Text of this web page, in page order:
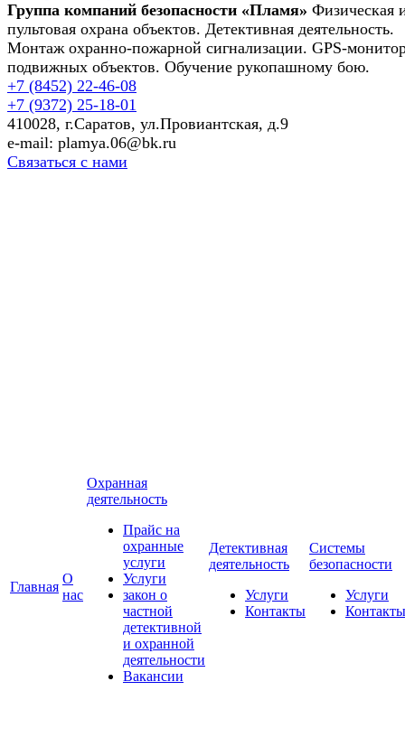
Группа компаний безопасности «Пламя» Физическая
пультовая охрана объектов. Детективная деятельность.
Монтаж охранно-пожарной сигнализации. GPS-
подвижных объектов. Обучение рукопашному бою.
+7 (8452) 22-46-08
+7 (9372) 25-18-01
410028, г.Саратов, ул.Провиантская, д.9
e-mail: plamya.06@bk.ru
Связаться с нами
Главная
О
нас
Охранная
деятельность
Прайс на
охранные
услуги
Услуги
закон о
частной
детективной
и охранной
деятельности
Вакансии
Детективная
деятельность
Услуги
Контакты
Системы
безопасности
Услуги
Контакты